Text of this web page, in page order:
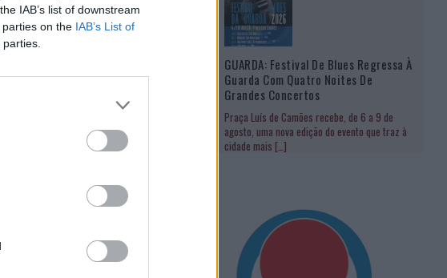
IAB’s list of downstream
on the IAB’s List of
GUARDA: Festival De Blues Regressa À
Guarda Com Quatro Noites De
Grandes Concertos
Praça Luís de Camões recebe, de 6 a 9 de
agosto, uma nova edição do evento que traz à
cidade mais […]